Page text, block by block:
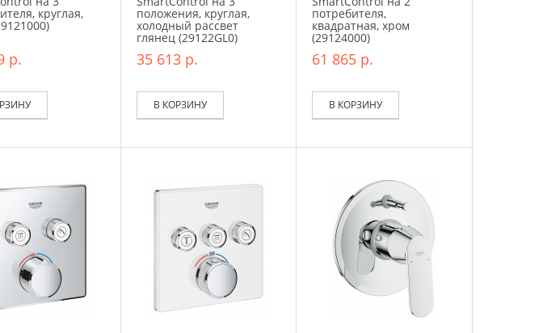
круглая,
р.
положения, круглая,
холодный рассвет
глянец (29122GL0)
35 613 р.
В КОРЗИНУ
потребителя,
квадратная, хром
(29124000)
61 865 р.
В КОРЗИНУ